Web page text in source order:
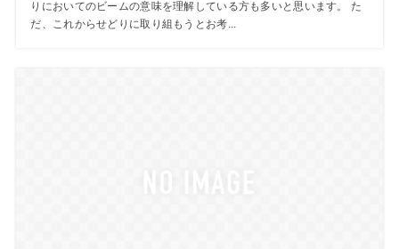
りにおいてのビームの意味を理解している方も多いと思います。 た
だ、これからせどりに取り組もうとお考...